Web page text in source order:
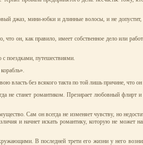
джаз, мини-юбки и длинные волосы, и не
он, как правило, имеет собственное дело или
поездками, путешествиями.
без всякого такта по той лишь причине, что
станет романтиком. Презирает любовный флирт и
Сам он всегда не изменяет чувству, но
и начнет искать романтику, которую не
В последней трети его жизни у него